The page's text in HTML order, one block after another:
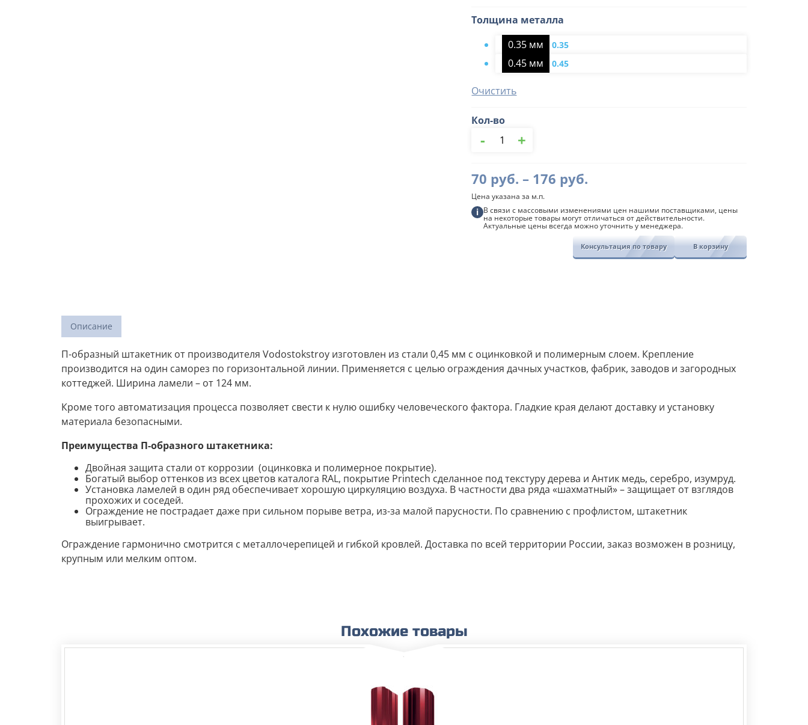
Толщина металла
0.35 мм
0.35
0.45 мм 0.45
Очистить
Кол-во
товара
Евроштакетник
Стандарт
Водостокстрой
- +
70 руб. – 176 руб.
70
руб.
–
176
Цена указана за м.п.
i В связи с массовыми изменениями цен нашими поставщиками, цены
на некоторые товары могут отличаться от действительности.
Актуальные цены всегда можно уточнить у менеджера.
Консультация по товару В корзину
Описание
П-образный штакетник от производителя Vodostokstroy изготовлен из стали 0,45 мм с оцинковкой и полимерным слоем. Крепление
производится на один саморез по горизонтальной линии. Применяется с целью ограждения дачных участков, фабрик, заводов и загородных
коттеджей. Ширина ламели – от 124 мм.
Кроме того автоматизация процесса позволяет свести к нулю ошибку человеческого фактора. Гладкие края делают доставку и установку
материала безопасными.
Преимущества П-образного штакетника:
Двойная защита стали от коррозии (оцинковка и полимерное покрытие).
Богатый выбор оттенков из всех цветов каталога RAL, покрытие Printech сделанное под текстуру дерева и Антик медь, серебро, изумруд.
Установка ламелей в один ряд обеспечивает хорошую циркуляцию воздуха. В частности два ряда «шахматный» – защищает от взглядов
прохожих и соседей.
Ограждение не пострадает даже при сильном порыве ветра, из-за малой парусности. По сравнению с профлистом, штакетник
выигрывает.
Ограждение гармонично смотрится с металлочерепицей и гибкой кровлей. Доставка по всей территории России, заказ возможен в розницу,
крупным или мелким оптом.
Похожие товары